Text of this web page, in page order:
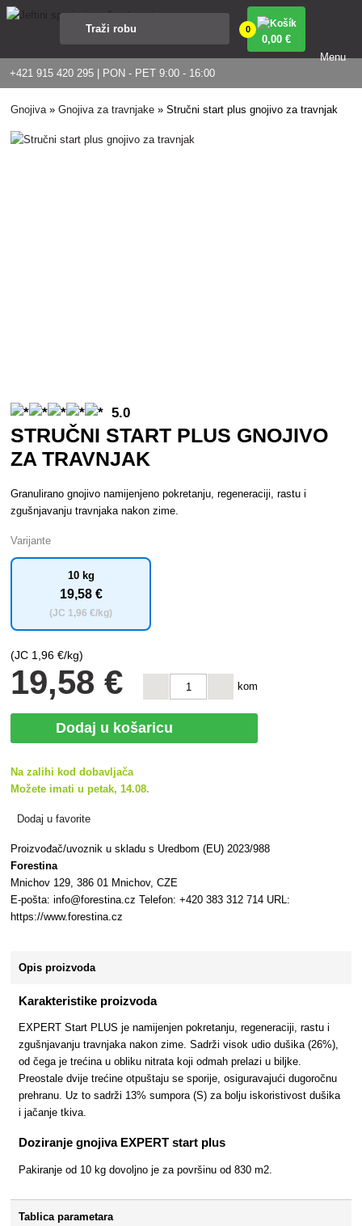
+421 915 420 295 | PON - PET 9:00 - 16:00
0
0,00 €
Menu
Gnojiva»Gnojiva za travnjake »Stručni start plus gnojivo za travnjak
5.0
STRUČNI START PLUS GNOJIVO
ZA TRAVNJAK
Granulirano gnojivo namijenjeno pokretanju, regeneraciji, rastu i
zgušnjavanju travnjaka nakon zime.
Varijante
10 kg
19,58 €
(JC 1,96 €/kg)
(JC 1,96 €/kg)
19,58 € kom
Dodaj u košaricu
Na zalihi kod dobavljača
Možete imati u petak, 14.08.
Dodaj u favorite
Proizvođač/uvoznik u skladu s Uredbom (EU) 2023/988
Forestina
Mnichov 129, 386 01 Mnichov, CZE
E-pošta: info@forestina.cz Telefon: +420 383 312 714 URL:
https://www.forestina.cz
Opis proizvoda
Karakteristike proizvoda
EXPERT Start PLUS je namijenjen pokretanju, regeneraciji, rastu i
zgušnjavanju travnjaka nakon zime. Sadrži visok udio dušika (26%),
od čega je trećina u obliku nitrata koji odmah prelazi u biljke.
Preostale dvije trećine otpuštaju se sporije, osiguravajući dugoročnu
prehranu. Uz to sadrži 13% sumpora (S) za bolju iskoristivost dušika
i jačanje tkiva.
Doziranje gnojiva EXPERT start plus
Pakiranje od 10 kg dovoljno je za površinu od 830 m2.
Tablica parametara